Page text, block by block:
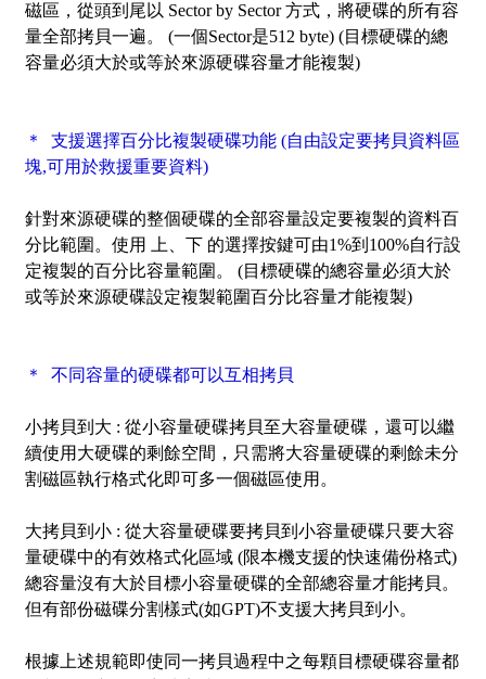
磁區，從頭到尾以 Sector by Sector 方式，將硬碟的所有容
量全部拷貝一遍。 (一個Sector是512 byte) (目標硬碟的總
容量必須大於或等於來源硬碟容量才能複製)
＊ 支援選擇百分比複製硬碟功能 (自由設定要拷貝資料區
塊,可用於救援重要資料)
針對來源硬碟的整個硬碟的全部容量設定要複製的資料百
分比範圍。使用 上、下 的選擇按鍵可由1%到100%自行設
定複製的百分比容量範圍。 (目標硬碟的總容量必須大於
或等於來源硬碟設定複製範圍百分比容量才能複製)
＊ 不同容量的硬碟都可以互相拷貝
小拷貝到大 : 從小容量硬碟拷貝至大容量硬碟，還可以繼
續使用大硬碟的剩餘空間，只需將大容量硬碟的剩餘未分
割磁區執行格式化即可多一個磁區使用。
大拷貝到小 : 從大容量硬碟要拷貝到小容量硬碟只要大容
量硬碟中的有效格式化區域 (限本機支援的快速備份格式)
總容量沒有大於目標小容量硬碟的全部總容量才能拷貝。
但有部份磁碟分割樣式(如GPT)不支援大拷貝到小。
根據上述規範即使同一拷貝過程中之每顆目標硬碟容量都